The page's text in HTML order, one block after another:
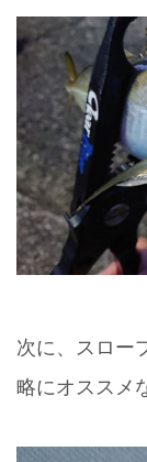
次に、スロー
略にオススメ